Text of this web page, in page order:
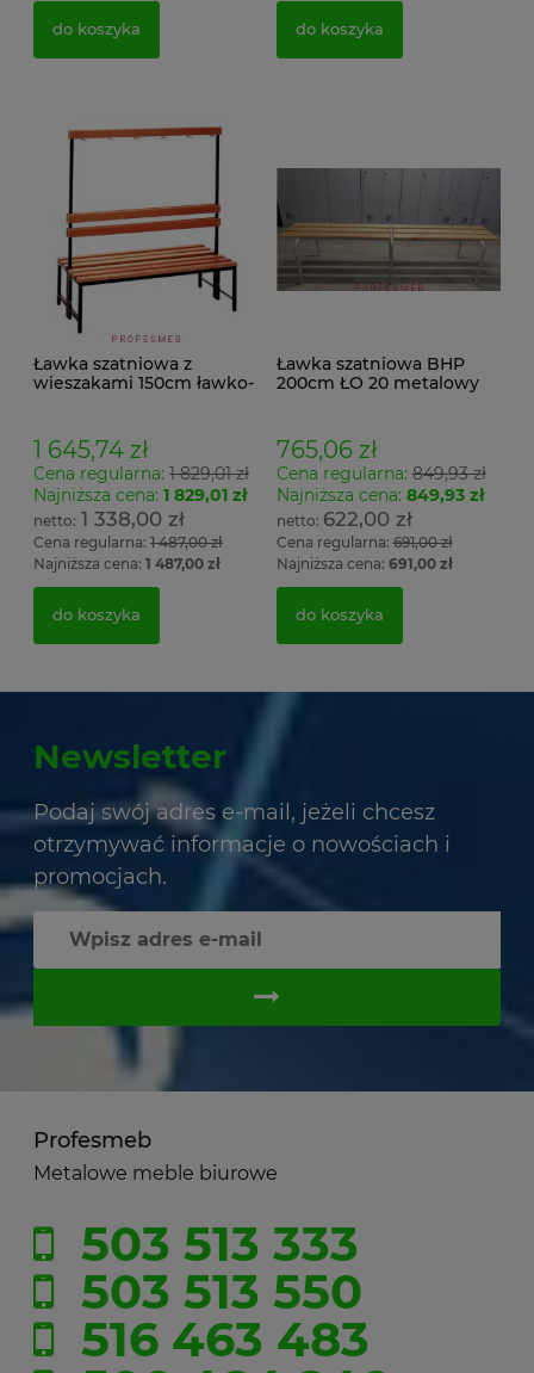
do koszyka do koszyka
Ławka szatniowa z
wieszakami 150cm ławko-
1 645,74 zł
Cena regularna: 1 829,01 zł
Najniższa cena: 1 829,01 zł
1 338,00 zł
Cena regularna: 1 487,00 zł
Najniższa cena: 1 487,00 zł
do koszyka
Ławka szatniowa BHP
200cm ŁO 20 metalowy
765,06 zł
Cena regularna:849,93 zł
Najniższa cena: 849,93 zł
622,00 zł
Cena regularna:691,00 zł
Najniższa cena: 691,00 zł
do koszyka
Newsletter
Podaj swój adres e-mail, jeżeli chcesz
otrzymywać informacje o nowościach i
promocjach.
Profesmeb
Metalowe meble biurowe
503 513 333
503 513 550
516 463 483